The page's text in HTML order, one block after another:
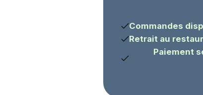
Commandes
Retrait au
Paiement